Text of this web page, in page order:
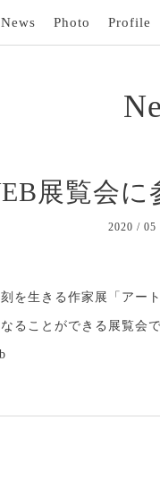
News Photo Profile
展覧会に
2020 / 05
を生きる作家展「アー
ることができる展覧会